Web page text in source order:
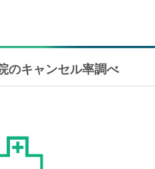
のキャンセル率調べ